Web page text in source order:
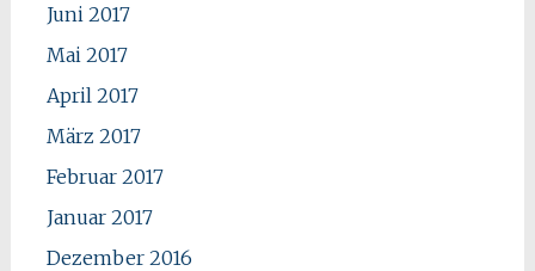
Juni 2017
Mai 2017
April 2017
März 2017
Februar 2017
Januar 2017
Dezember 2016